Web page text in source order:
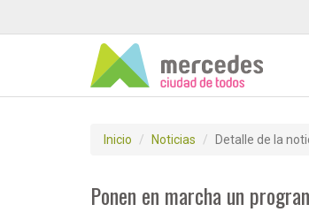
Inicio Noticias Detalle de la
Ponen en marcha un